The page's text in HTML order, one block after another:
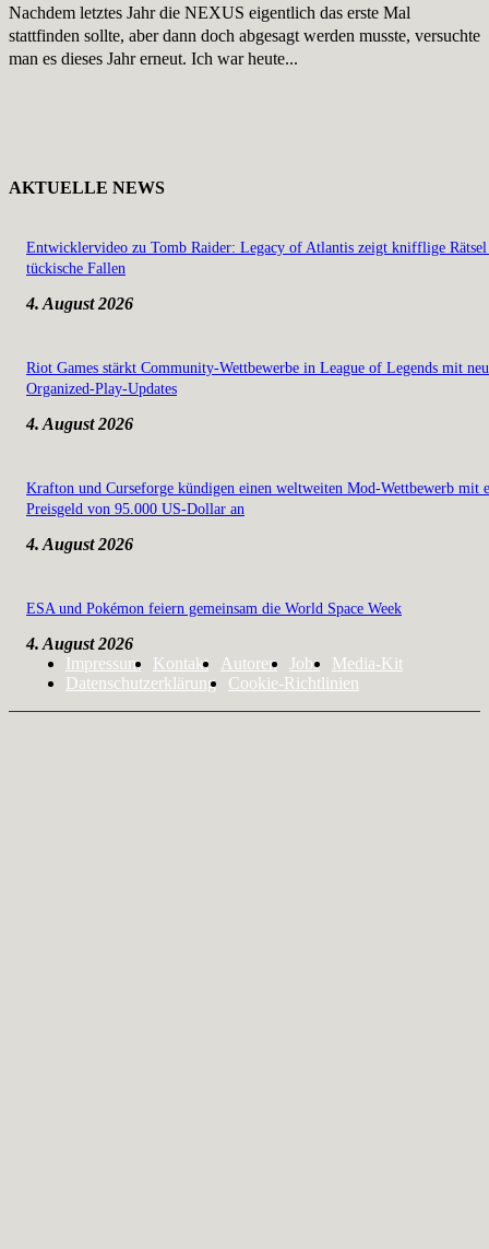
Nachdem letztes Jahr die NEXUS eigentlich das erste Mal
stattfinden sollte, aber dann doch abgesagt werden musste, versuchte
man es dieses Jahr erneut. Ich war heute...
AKTUELLE NEWS
Entwicklervideo zu Tomb Raider: Legacy of Atlantis zeigt knifflige Rätsel
tückische Fallen
4. August 2026
Riot Games stärkt Community-Wettbewerbe in League of Legends mit
Organized-Play-Updates
4. August 2026
Krafton und Curseforge kündigen einen weltweiten Mod-Wettbewerb mit
Preisgeld von 95.000 US-Dollar an
4. August 2026
ESA und Pokémon feiern gemeinsam die World Space Week
4. August 2026
Impressum
Kontakt Autoren Jobs
Media-Kit
Datenschutzerklärung
Cookie-Richtlinien